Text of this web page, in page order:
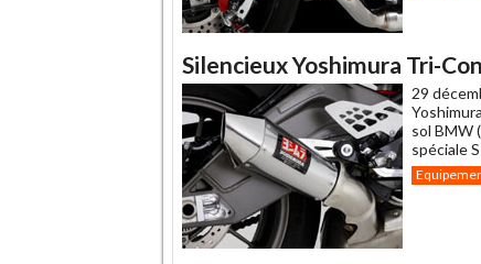
Silencieux Yoshimura Tri-
29
sol BMW
spéciale